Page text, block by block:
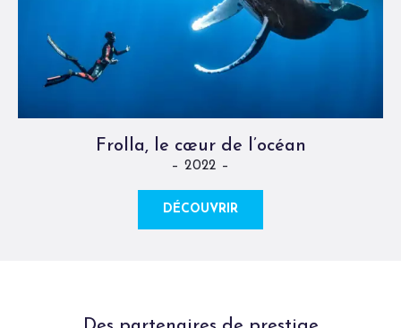
Frolla, le cœur de l’océan
– 2022 –
DÉCOUVRIR